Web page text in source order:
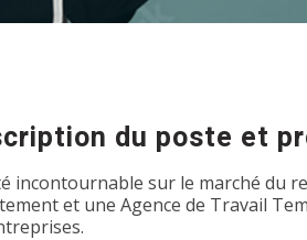
du poste et
incontournable sur le marché du
et une Agence de Travail